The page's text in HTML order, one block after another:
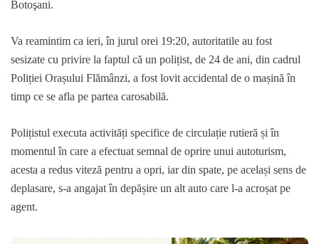
Botoşani.
Va reamintim ca ieri, în jurul orei 19:20, autoritatile au fost
sesizate cu privire la faptul că un polițist, de 24 de ani, din cadrul
Poliției Orașului Flămânzi, a fost lovit accidental de o mașină în
timp ce se afla pe partea carosabilă.
Polițistul executa activități specifice de circulație rutieră și în
momentul în care a efectuat semnal de oprire unui autoturism,
acesta a redus viteză pentru a opri, iar din spate, pe același sens de
deplasare, s-a angajat în depășire un alt auto care l-a acroșat pe
agent.